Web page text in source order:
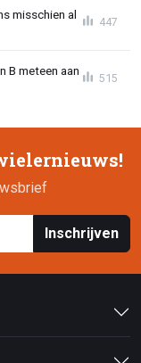
misschien al
447
B meteen aan
515
Inschrijven